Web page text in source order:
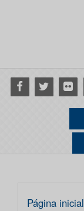
Facebook
Twitter Flickr
Página inicial